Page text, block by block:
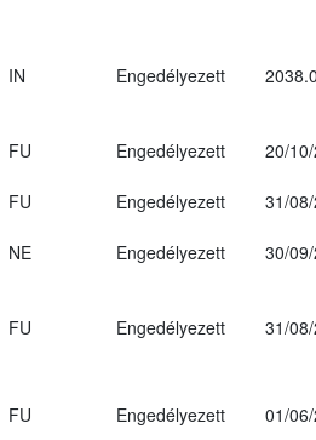
IN Engedélyezett
FU Engedélyezett
20/
FU Engedélyezett
31/
NE Engedélyezett
30/
FU Engedélyezett 31/
FU Engedélyezett 01/